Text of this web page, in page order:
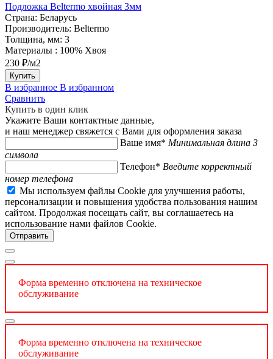
Подложка Beltermo хвойная 3мм
Страна: Беларусь
Производитель: Beltermo
Толщина, мм: 3
Материалы : 100% Хвоя
230 ₽/м2
Купить
В избранное В избранном
Сравнить
Купить в один клик
Укажите Ваши контактные данные,
и наш менеджер свяжется с Вами для оформления заказа
Ваше имя* Минимальная длина 3
символа
Телефон* Введите корректный
номер телефона
Мы используем файлы Cookie для улучшения работы,
персонализации и повышения удобства пользования нашим
сайтом. Продолжая посещать сайт, вы соглашаетесь на
использование нами файлов Cookie.
Форма временно отключена на техническое
обслуживание
Форма временно отключена на техническое
обслуживание